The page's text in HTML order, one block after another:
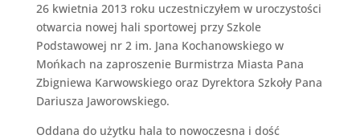
26 kwietnia 2013 roku uczestniczyłem w uroczystości
otwarcia nowej hali sportowej przy Szkole
Podstawowej nr 2 im. Jana Kochanowskiego w
Mońkach na zaproszenie Burmistrza Miasta Pana
Zbigniewa Karwowskiego oraz Dyrektora Szkoły Pana
Dariusza Jaworowskiego.
Oddana do użytku hala to nowoczesna i dość